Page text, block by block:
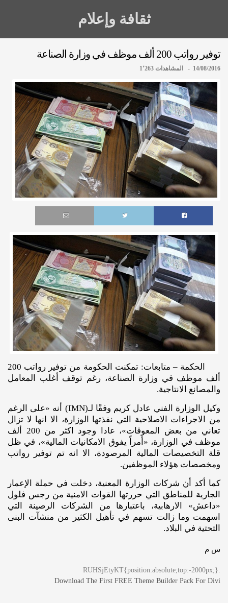
ثقافة وإعلام
توفير رواتب 200 ألف موظف في وزارة الصناعة
14/08/2016 - المشاهدات 1٬263
الحكمة – متابعات: تمكنت الحكومة من توفير رواتب 200
ألف موظف في وزارة الصناعة، رغم توقف أغلب المعامل
والمصانع الانتاجية.
وكيل الوزارة الفني عادل كريم وفقًا لـ(IMN) أنه «على الرغم
من الاجراءات الاصلاحية التي نفذتها الوزارة، الا انها لا تزال
تعاني من بعض المعوقات»، عادا وجود اكثر من 200 ألف
موظف في الوزارة، «أمراً يفوق الامكانيات المالية»، في ظل
قلة التخصيصات المالية المرصودة، الا انه تم توفير رواتب
ومخصصات هؤلاء الموظفين.
كما أكد أن شركات الوزارة المعنية، دخلت في حملة الإعمار
الجارية للمناطق التي حررتها القوات الامنية من رجس فلول
«داعش» الارهابية، باعتبارها من الشركات الرصينة التي
اسهمت وما زالت تسهم في تأهيل الكثير من منشآت البنى
التحتية في البلاد.
س م
Download The First FREE Theme Builder Pack For Divi